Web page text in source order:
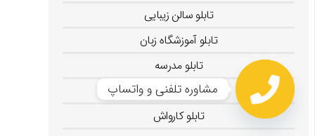
تابلو سالن زیبایی
تابلو آموزشگاه زبان
تابلو مدرسه
تابلو مشاور املاک
تابلو کارواش
مشاوره تلفنی و واتساپ